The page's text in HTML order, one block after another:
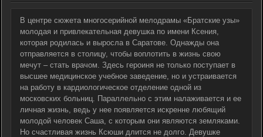
В центре сюжета многосерийной мелодрамы «Братские узы»
молодая и привлекательная девушка по имени Ксения,
которая родилась и выросла в Саратове. Однажды она
отправляется в столицу, чтобы воплотить в жизнь свою
мечут – стать врачом. Здесь героиня не только поступает в
высшее медицинское учебное заведение, но и устраивается
на работу в кардиологическое отделение одной из
московских больниц. Параллельно с этим налаживается и ее
личная жизнь, ведь у нее появляется искренне любящий
молодой человек Саша, с которым они являются земляками.
Но счастливая жизнь Ксюши длится не долго. Девушке